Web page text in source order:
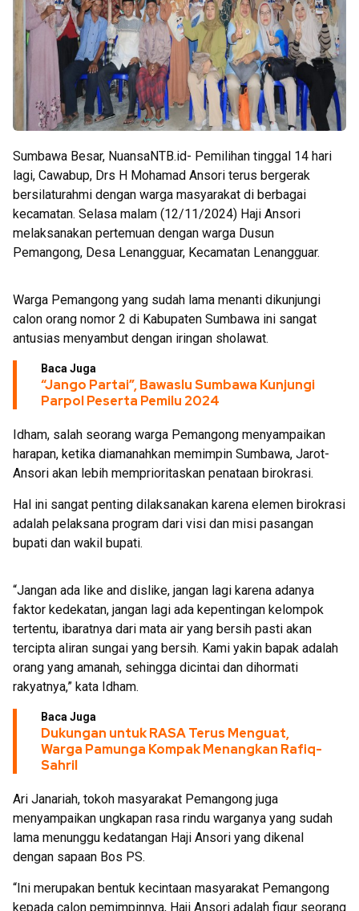
Sumbawa Besar, NuansaNTB.id- Pemilihan tinggal 14 hari
lagi, Cawabup, Drs H Mohamad Ansori terus bergerak
bersilaturahmi dengan warga masyarakat di berbagai
kecamatan. Selasa malam (12/11/2024) Haji Ansori
melaksanakan pertemuan dengan warga Dusun
Pemangong, Desa Lenangguar, Kecamatan Lenangguar.
Warga Pemangong yang sudah lama menanti dikunjungi
calon orang nomor 2 di Kabupaten Sumbawa ini sangat
antusias menyambut dengan iringan sholawat.
Baca Juga
“Jango Partai”, Bawaslu Sumbawa Kunjungi
Parpol Peserta Pemilu 2024
Idham, salah seorang warga Pemangong menyampaikan
harapan, ketika diamanahkan memimpin Sumbawa, Jarot-
Ansori akan lebih memprioritaskan penataan birokrasi.
Hal ini sangat penting dilaksanakan karena elemen birokrasi
adalah pelaksana program dari visi dan misi pasangan
bupati dan wakil bupati.
“Jangan ada like and dislike, jangan lagi karena adanya
faktor kedekatan, jangan lagi ada kepentingan kelompok
tertentu, ibaratnya dari mata air yang bersih pasti akan
tercipta aliran sungai yang bersih. Kami yakin bapak adalah
orang yang amanah, sehingga dicintai dan dihormati
rakyatnya,” kata Idham.
Baca Juga
Dukungan untuk RASA Terus Menguat,
Warga Pamunga Kompak Menangkan Rafiq-
Sahril
Ari Janariah, tokoh masyarakat Pemangong juga
menyampaikan ungkapan rasa rindu warganya yang sudah
lama menunggu kedatangan Haji Ansori yang dikenal
dengan sapaan Bos PS.
“Ini merupakan bentuk kecintaan masyarakat Pemangong
kepada calon pemimpinnya, Haji Ansori adalah figur seorang